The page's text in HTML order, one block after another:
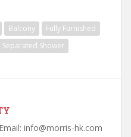
Balcony
Fully Furnished
Separated Shower
info@morris-hk.com